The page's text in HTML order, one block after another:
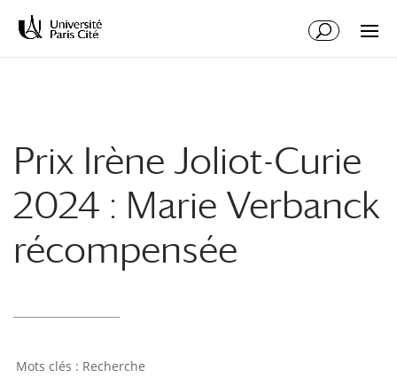
Prix Irène Joliot-Curie
2024 : Marie Verbanck
récompensée
Recherche